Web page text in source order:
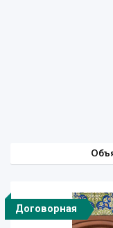
Договорная